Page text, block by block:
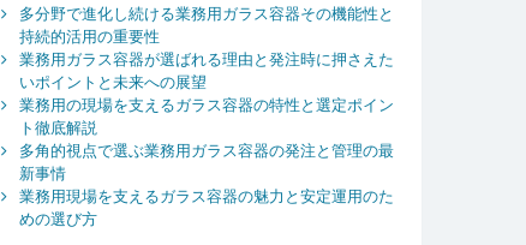
多分野で進化し続ける業務用ガラス容器その機能性と
持続的活用の重要性
業務用ガラス容器が選ばれる理由と発注時に押さえた
いポイントと未来への展望
業務用の現場を支えるガラス容器の特性と選定ポイン
ト徹底解説
多角的視点で選ぶ業務用ガラス容器の発注と管理の最
新事情
業務用現場を支えるガラス容器の魅力と安定運用のた
めの選び方